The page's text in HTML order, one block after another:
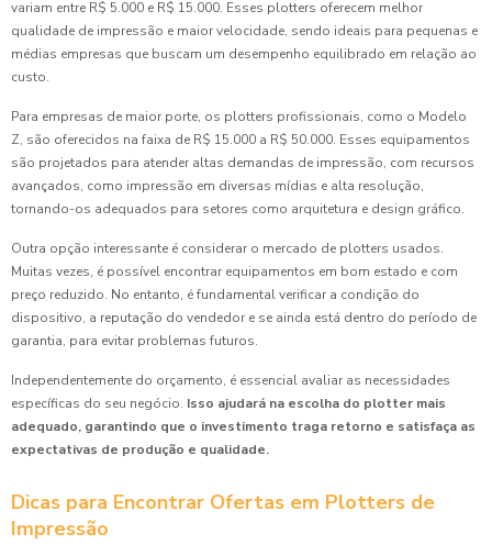
variam entre R$ 5.000 e R$ 15.000. Esses plotters oferecem melhor
qualidade de impressão e maior velocidade, sendo ideais para pequenas e
médias empresas que buscam um desempenho equilibrado em relação ao
custo.
Para empresas de maior porte, os plotters profissionais, como o Modelo
Z, são oferecidos na faixa de R$ 15.000 a R$ 50.000. Esses equipamentos
são projetados para atender altas demandas de impressão, com recursos
avançados, como impressão em diversas mídias e alta resolução,
tornando-os adequados para setores como arquitetura e design gráfico.
Outra opção interessante é considerar o mercado de plotters usados.
Muitas vezes, é possível encontrar equipamentos em bom estado e com
preço reduzido. No entanto, é fundamental verificar a condição do
dispositivo, a reputação do vendedor e se ainda está dentro do período de
garantia, para evitar problemas futuros.
Independentemente do orçamento, é essencial avaliar as necessidades
específicas do seu negócio. Isso ajudará na escolha do plotter mais
adequado, garantindo que o investimento traga retorno e satisfaça as
expectativas de produção e qualidade.
Dicas para Encontrar Ofertas em Plotters de
Impressão